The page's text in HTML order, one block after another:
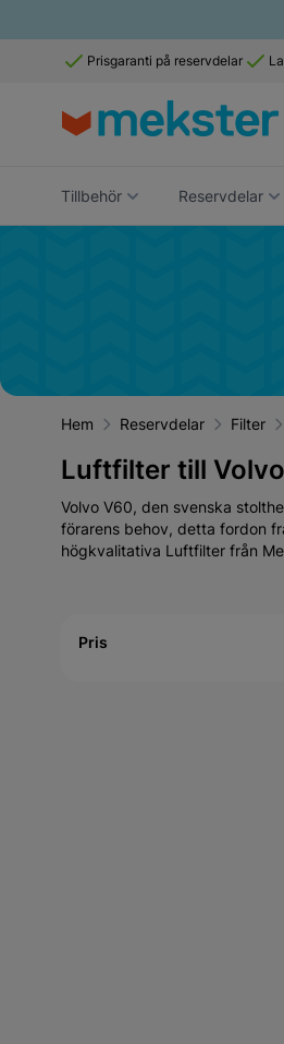
Prisgaranti på reservdelar
Tillbehör Reservdelar
Hem Reservdelar Filter
Luftfilter till
Volvo V60, den svenska
förarens behov, detta fordon
högkvalitativa Luftfilter från
Pris